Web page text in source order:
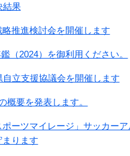
結果
推進検討会を開催します
（2024）を御利用ください。
立支援協議会を開催します
概要を発表します。
ポーツマイレージ」サッカー
ります